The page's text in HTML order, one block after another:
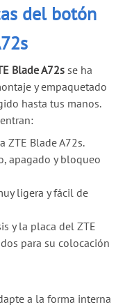
del botón
Blade A72s se ha
y empaquetado
hasta tus manos.
ZTE Blade A72s.
apagado y bloqueo
ligera y fácil de
y la placa del ZTE
para su colocación
a la forma interna